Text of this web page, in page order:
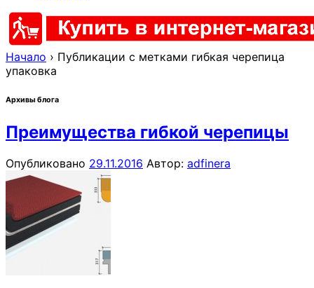
Начало › Публикации с метками гибкая черепица
упаковка
Архивы блога
Преимущества гибкой черепицы
Опубликовано 29.11.2016 Автор: adfinera